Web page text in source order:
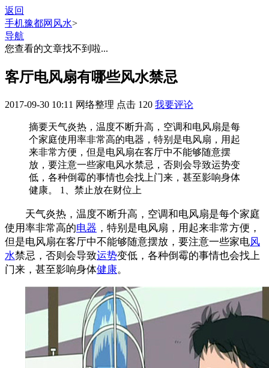
返回
手机豫都网 风水>
导航
您查看的文章找不到啦...
客厅电风扇有哪些风水禁忌
2017-09-30 10:11 网络整理 点击 120 我要评论
摘要天气炎热，温度不断升高，空调和电风扇是每
个家庭使用率非常高的电器，特别是电风扇，用起
来非常方便，但是电风扇在客厅中不能够随意摆
放，要注意一些家电风水禁忌，否则会导致运势变
低，各种倒霉的事情也会找上门来，甚至影响身体
健康。 1、禁止放在财位上
天气炎热，温度不断升高，空调和电风扇是每个家庭
使用率非常高的电器 ，特别是电风扇，用起来非常方便，
但是电风扇在客厅中不能够随意摆放，要注意一些家电风
水禁忌，否则会导致运势变低，各种倒霉的事情也会找上
门来，甚至影响身体健康。